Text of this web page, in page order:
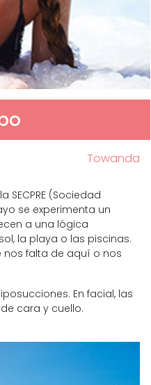
Towanda
SECPRE (Sociedad
se experimenta un
a una lógica
la playa o las piscinas.
nos falta de aquí o nos
En facial, las
cara y cuello.